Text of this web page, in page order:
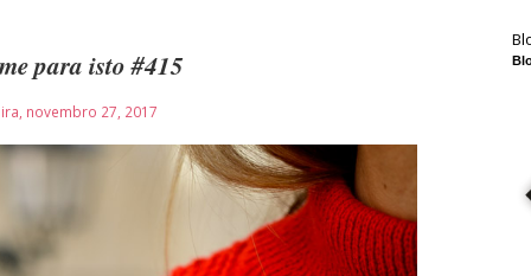
para isto #415
novembro 27, 2017